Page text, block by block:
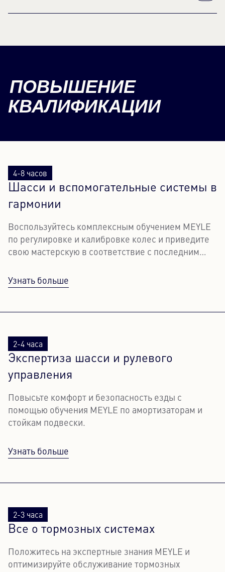
ПОВЫШЕНИЕ
КВАЛИФИКАЦИИ
4-8 часов
Шасси и вспомогательные системы в
гармонии
Воспользуйтесь комплексным обучением MEYLE
по регулировке и калибровке колес и приведите
свою мастерскую в соответствие с последним
Узнать больше
2-4 часа
Экспертиза шасси и рулевого
управления
Повысьте комфорт и безопасность езды с
помощью обучения MEYLE по амортизаторам и
стойкам подвески.
Узнать больше
2-3 часа
Все о тормозных системах
Положитесь на экспертные знания MEYLE и
оптимизируйте обслуживание тормозных